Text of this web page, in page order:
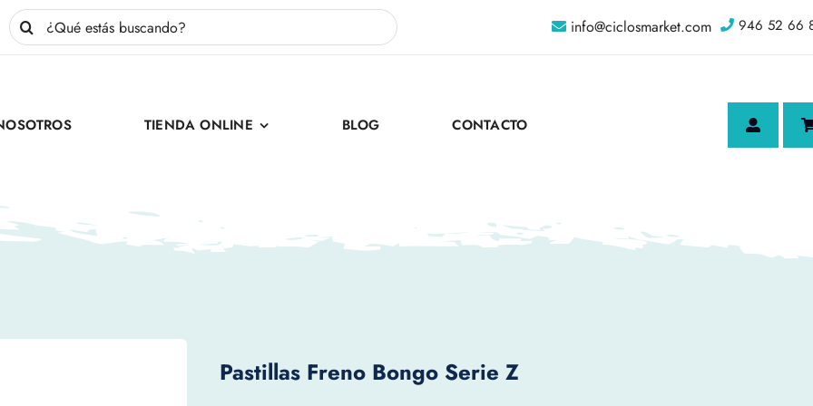
Buscar: info@ciclosmarket.com 946 52 66
TIENDA ONLINE BLOG CONTACTO
Pastillas Freno Bongo Serie Z